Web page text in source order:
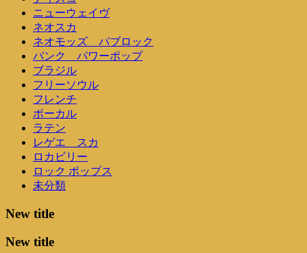
ニューウェイヴ
ネオスカ
ネオモッズ パブロック
パンク パワーポップ
ブラジル
フリーソウル
フレンチ
ボーカル
ラテン
レゲエ スカ
ロカビリー
ロック ポップス
未分類
New title
New title